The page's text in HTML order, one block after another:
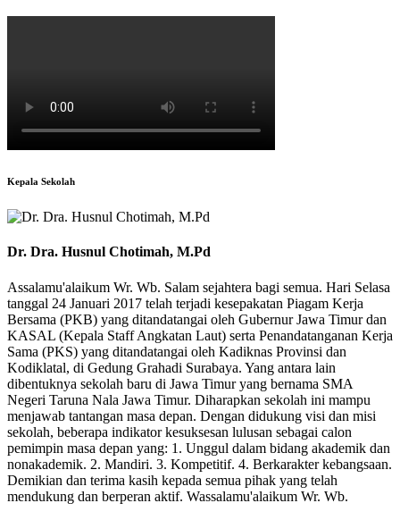
Kepala Sekolah
Dr. Dra. Husnul Chotimah, M.Pd
Assalamu'alaikum Wr. Wb. Salam sejahtera bagi semua. Hari Selasa
tanggal 24 Januari 2017 telah terjadi kesepakatan Piagam Kerja
Bersama (PKB) yang ditandatangai oleh Gubernur Jawa Timur dan
KASAL (Kepala Staff Angkatan Laut) serta Penandatanganan Kerja
Sama (PKS) yang ditandatangai oleh Kadiknas Provinsi dan
Kodiklatal, di Gedung Grahadi Surabaya. Yang antara lain
dibentuknya sekolah baru di Jawa Timur yang bernama SMA
Negeri Taruna Nala Jawa Timur. Diharapkan sekolah ini mampu
menjawab tantangan masa depan. Dengan didukung visi dan misi
sekolah, beberapa indikator kesuksesan lulusan sebagai calon
pemimpin masa depan yang: 1. Unggul dalam bidang akademik dan
nonakademik. 2. Mandiri. 3. Kompetitif. 4. Berkarakter kebangsaan.
Demikian dan terima kasih kepada semua pihak yang telah
mendukung dan berperan aktif. Wassalamu'alaikum Wr. Wb.